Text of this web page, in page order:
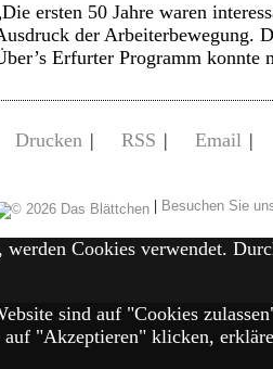
ersten 50 Jahre waren
der Arbeiterbewegung.
Erfurter Programm
Drucken | RSS | Email |
| Besuchen Sie
Cookies verwendet.
sind auf "Cookies
"Akzeptieren" klicken,